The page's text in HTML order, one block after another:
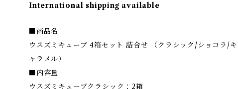
International shipping available
■商品名
ウスズミキューブ 4箱セット 詰合せ （クラシック/ショコラ/キ
ャラメル）
■内容量
ウスズミキューブクラシック：2箱